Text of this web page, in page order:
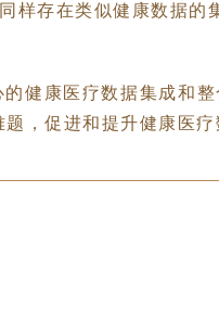
存在类似健康数据的
健康医疗数据集成和
，促进和提升健康医疗